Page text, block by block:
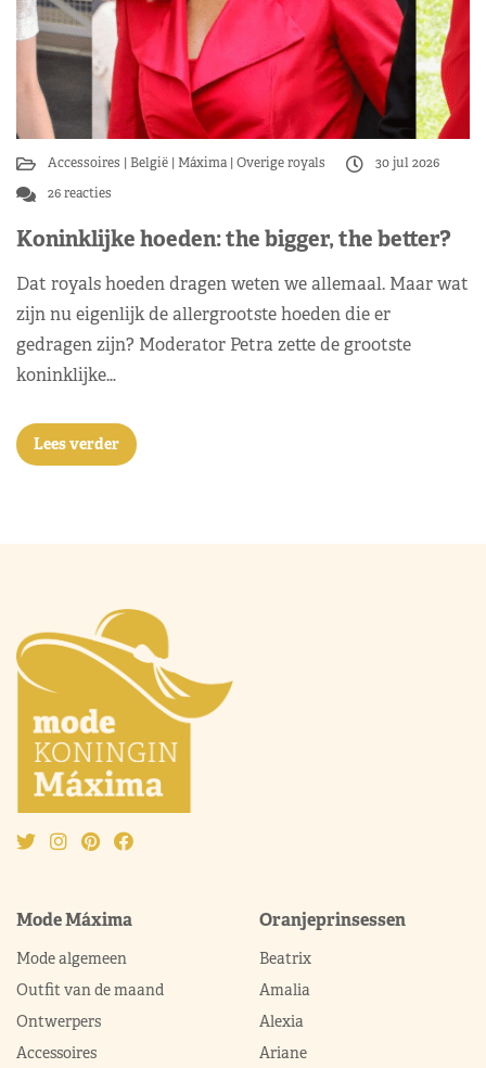
Accessoires België Máxima Overige royals
30 jul 2026
26 reacties
Koninklijke hoeden: the bigger, the better?
Dat royals hoeden dragen weten we allemaal. Maar wat
zijn nu eigenlijk de allergrootste hoeden die er
gedragen zijn? Moderator Petra zette de grootste
koninklijke…
Lees verder
Mode Máxima
Mode algemeen
Outfit van de maand
Ontwerpers
Accessoires
Oranjeprinsessen
Beatrix
Amalia
Alexia
Ariane